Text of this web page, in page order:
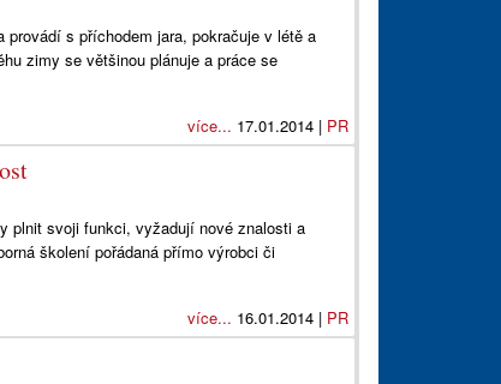
s příchodem jara, pokračuje v létě a
zimy se většinou plánuje a práce se
více... 17.01.2014 | PR
plnit svoji funkci, vyžadují nové znalosti a
školení pořádaná přímo výrobci či
více... 16.01.2014 | PR